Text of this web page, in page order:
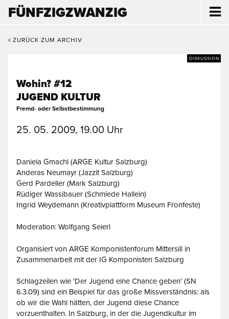
FÜNFZIGZWANZIG
ZURÜCK ZUM ARCHIV
DISKUSSION
Wohin? #12
JUGEND KULTUR
Fremd- oder Selbstbestimmung
25. 05. 2009, 19.00 Uhr
Daniela Gmachl (ARGE Kultur Salzburg)
Anderas Neumayr (Jazzit Salzburg)
Gerd Pardeller (Mark Salzburg)
Rüdiger Wassibauer (Schmiede Hallein)
Ingrid Weydemann (Kreativplattform Museum Fronfeste)
Moderation: Wolfgang Seierl
Organisiert von ARGE Komponistenforum Mittersill in
Zusammenarbeit mit der IG Komponisten Salzburg
Schlagzeilen wie 'Der Jugend eine Chance geben' (SN
6.3.09) sind ein Beispiel für das große Missverständnis: als
ob wir die Wahl hätten, der Jugend diese Chance
vorzuenthalten. In Salzburg, in der die Jugendkultur im